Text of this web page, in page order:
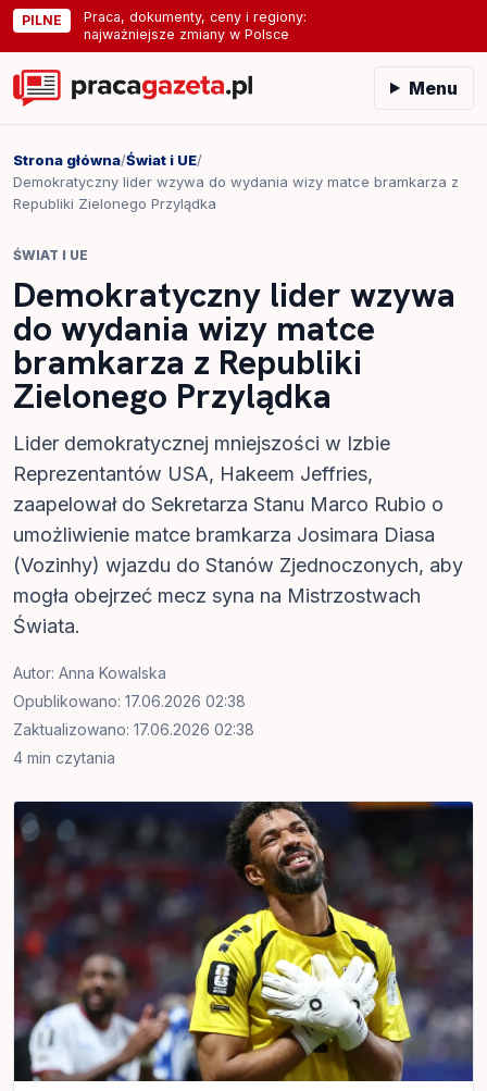
PILNE
Praca, dokumenty, ceny i regiony:
najważniejsze zmiany w Polsce
Menu
Strona główna/Świat i UE/
Demokratyczny lider wzywa do wydania wizy matce bramkarza z
Republiki Zielonego Przylądka
ŚWIAT I UE
Demokratyczny lider wzywa
do wydania wizy matce
bramkarza z Republiki
Zielonego Przylądka
Lider demokratycznej mniejszości w Izbie
Reprezentantów USA, Hakeem Jeffries,
zaapelował do Sekretarza Stanu Marco Rubio o
umożliwienie matce bramkarza Josimara Diasa
(Vozinhy) wjazdu do Stanów Zjednoczonych, aby
mogła obejrzeć mecz syna na Mistrzostwach
Świata.
Autor: Anna Kowalska
Opublikowano: 17.06.2026 02:38
Zaktualizowano: 17.06.2026 02:38
4 min czytania